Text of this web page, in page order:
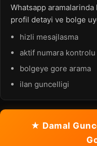
Whatsapp
profil detayi ve bolge
hizli mesajlasma
aktif numara kontrolu
bolgeye gore arama
ilan guncelligi
★ Damal